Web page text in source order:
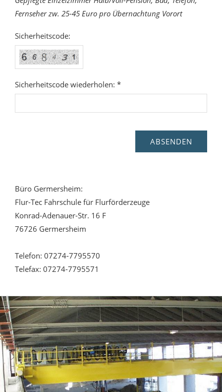
Fernseher zw. 25-45 Euro pro Übernachtung Vorort
Sicherheitscode:
Sicherheitscode wiederholen: *
Büro Germersheim:
Flur-Tec Fahrschule für Flurförderzeuge
Konrad-Adenauer-Str. 16 F
76726 Germersheim
Telefon: 07274-7795570
Telefax: 07274-7795571